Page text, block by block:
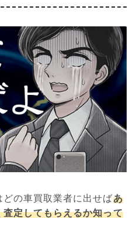
の車買取業者に出せばあ
定してもらえるか知って